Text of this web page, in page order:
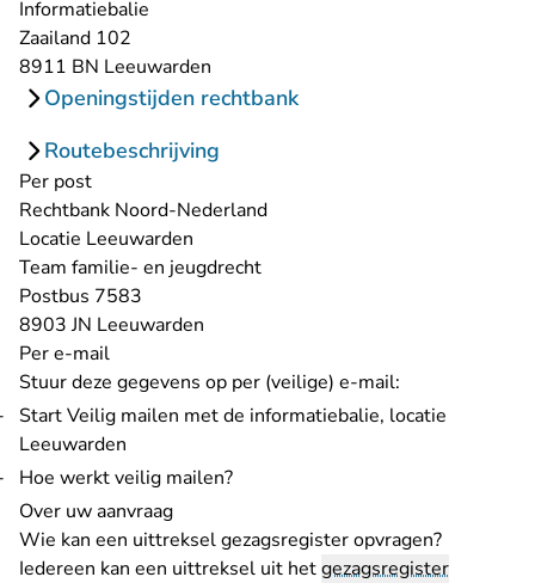
Informatiebalie
Zaailand 102
8911 BN Leeuwarden
Openingstijden rechtbank
Routebeschrijving
Per post
Rechtbank Noord-Nederland
Locatie Leeuwarden
Team familie- en jeugdrecht
Postbus 7583
8903 JN Leeuwarden
Per e-mail
Stuurdeze gegevens op per (veilige) e-mail:
StartVeilig mailen met de informatiebalie, locatie
Leeuwarden
Hoe werkt veilig mailen?
Over uw aanvraag
Wie kan een uittreksel gezagsregister opvragen?
Iedereen kan een uittreksel uit hetgezagsregister